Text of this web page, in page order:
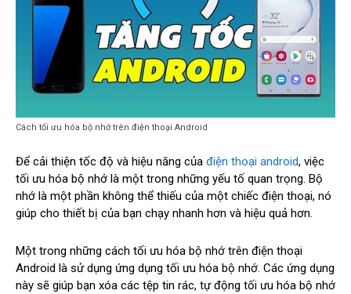
Cách tối ưu hóa bộ nhớ trên điện thoại Android
Để cải thiện tốc độ và hiệu năng của điện thoại android, việc
tối ưu hóa bộ nhớ là một trong những yếu tố quan trọng. Bộ
nhớ là một phần không thể thiếu của một chiếc điện thoại, nó
giúp cho thiết bị của bạn chạy nhanh hơn và hiệu quả hơn.
Một trong những cách tối ưu hóa bộ nhớ trên điện thoại
Android là sử dụng ứng dụng tối ưu hóa bộ nhớ. Các ứng dụng
này sẽ giúp bạn xóa các tệp tin rác, tự động tối ưu hóa bộ nhớ